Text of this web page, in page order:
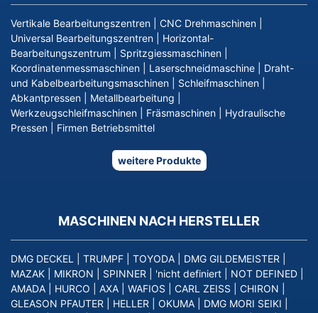
Vertikale Bearbeitungszentren CNC Drehmaschinen
Universal Bearbeitungszentren
Horizontal-
Bearbeitungszentrum
Spritzgiessmaschinen
Koordinatenmessmaschinen
Laserschneidmaschine
Draht-
und Kabelbearbeitungsmaschinen
Schleifmaschinen
Abkantpressen
Metallbearbeitung
Werkzeugschleifmaschinen
Fräsmaschinen
Hydraulische
Pressen
Firmen Betriebsmittel
weitere Produkte
MASCHINEN NACH HERSTELLER
DMG DECKEL TRUMPF TOYODA DMG GILDEMEISTER
MAZAK
MIKRON SPINNER 'nicht definiert NOT DEFINED
AMADA
HURCO AXA WAFIOS CARL ZEISS CHIRON
GLEASON PFAUTER
HELLER OKUMA DMG MORI SEIKI